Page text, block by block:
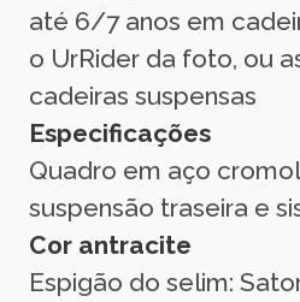
até 6/7 anos em
o UrRider da foto, ou
cadeiras suspensas
Especificações
Quadro em aço
suspensão traseira e
Cor antracite
Espigão do selim: